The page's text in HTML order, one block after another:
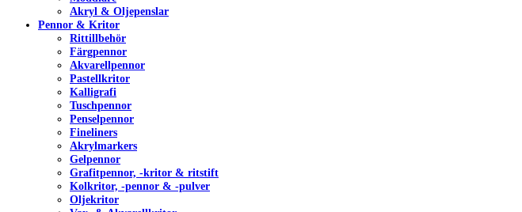
Akryl & Oljepenslar
Pennor & Kritor
Rittillbehör
Färgpennor
Akvarellpennor
Pastellkritor
Kalligrafi
Tuschpennor
Penselpennor
Fineliners
Akrylmarkers
Gelpennor
Grafitpennor, -kritor & ritstift
Kolkritor, -pennor & -pulver
Oljekritor